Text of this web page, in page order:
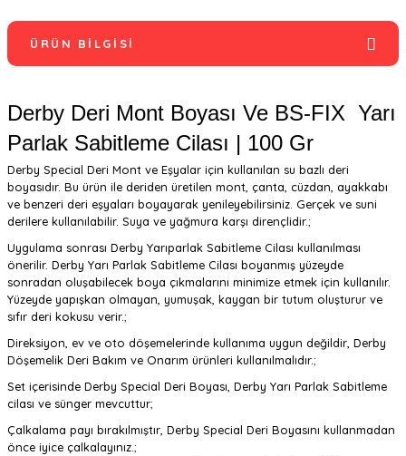
ÜRÜN BILGISI
Derby Deri Mont Boyası Ve BS-FIX Yarı
Parlak Sabitleme Cilası | 100 Gr
Derby Special Deri Mont ve Eşyalar için kullanılan su bazlı deri
boyasıdır. Bu ürün ile deriden üretilen mont, çanta, cüzdan, ayakkabı
ve benzeri deri eşyaları boyayarak yenileyebilirsiniz. Gerçek ve suni
derilere kullanılabilir. Suya ve yağmura karşı dirençlidir.;
Uygulama sonrası Derby Yarıparlak Sabitleme Cilası kullanılması
önerilir. Derby Yarı Parlak Sabitleme Cilası boyanmış yüzeyde
sonradan oluşabilecek boya çıkmalarını minimize etmek için kullanılır.
Yüzeyde yapışkan olmayan, yumuşak, kaygan bir tutum oluşturur ve
sıfır deri kokusu verir.;
Direksiyon, ev ve oto döşemelerinde kullanıma uygun değildir, Derby
Döşemelik Deri Bakım ve Onarım ürünleri kullanılmalıdır.;
Set içerisinde Derby Special Deri Boyası, Derby Yarı Parlak Sabitleme
cilası ve sünger mevcuttur;
Çalkalama payı bırakılmıştır, Derby Special Deri Boyasını kullanmadan
önce iyice çalkalayınız.;